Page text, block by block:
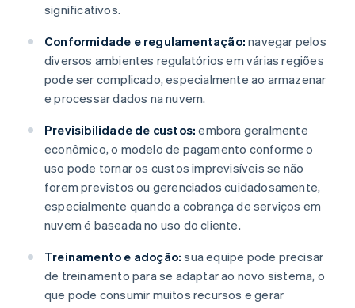
significativos.
Conformidade e regulamentação: navegar pelos
diversos ambientes regulatórios em várias regiões
pode ser complicado, especialmente ao armazenar
e processar dados na nuvem.
Previsibilidade de custos: embora geralmente
econômico, o modelo de pagamento conforme o
uso pode tornar os custos imprevisíveis se não
forem previstos ou gerenciados cuidadosamente,
especialmente quando a cobrança de serviços em
nuvem é baseada no uso do cliente.
Treinamento e adoção: sua equipe pode precisar
de treinamento para se adaptar ao novo sistema, o
que pode consumir muitos recursos e gerar